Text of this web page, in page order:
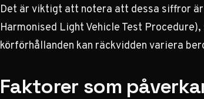
Det är viktigt att notera att dessa siffror
Harmonised Light Vehicle Test
körförhållanden kan räckvidden variera
Faktorer som